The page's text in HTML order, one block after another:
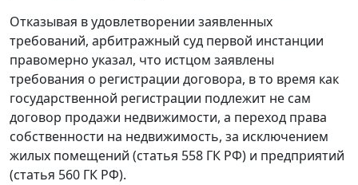
Отказывая в удовлетворении заявленных
требований, арбитражный суд первой инстанции
правомерно указал, что истцом заявлены
требования о регистрации договора, в то время как
государственной регистрации подлежит не сам
договор продажи недвижимости, а переход права
собственности на недвижимость, за исключением
жилых помещений (статья 558 ГК РФ) и предприятий
(статья 560 ГК РФ).